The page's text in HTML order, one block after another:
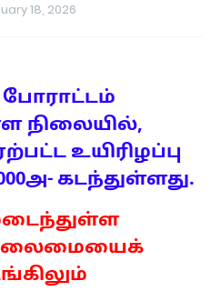
18, 2026
நிலையில்,
உயிரிழப்பு
கடந்துள்ளது.